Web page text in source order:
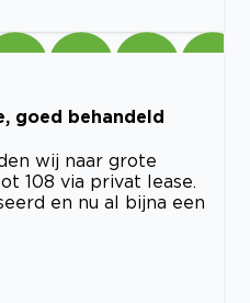
goed behandeld
wij naar grote
108 via privat lease.
en nu al bijna een